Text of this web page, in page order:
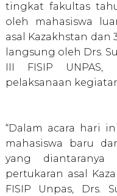
tingkat fakultas
oleh mahasiswa
asal Kazakhstan dan
langsung oleh Drs.
III FISIP
pelaksanaan
“Dalam acara hari
mahasiswa baru
yang diantaranya
pertukaran asal
FISIP Unpas, Drs.